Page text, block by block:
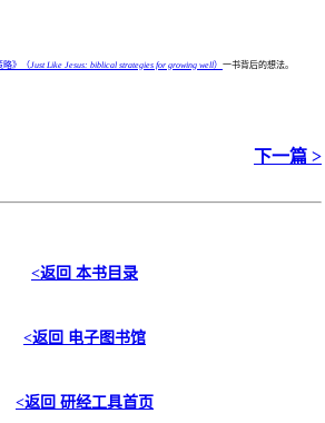
略》（Just Like Jesus: biblical strategies for growing well） 一书背后的想法。
下一篇 >
<返回 本书目录
<返回 电子图书馆
<返回 研经工具首页